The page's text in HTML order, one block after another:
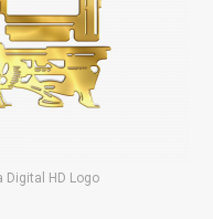
Digital HD Logo